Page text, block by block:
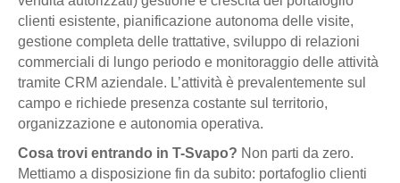
clienti esistente, pianificazione autonoma delle visite,
gestione completa delle trattative, sviluppo di relazioni
commerciali di lungo periodo e monitoraggio delle attività
tramite CRM aziendale. L’attività è prevalentemente sul
campo e richiede presenza costante sul territorio,
organizzazione e autonomia operativa.
Cosa trovi entrando in T-Svapo? Non parti da zero.
Mettiamo a disposizione fin da subito: portafoglio clienti